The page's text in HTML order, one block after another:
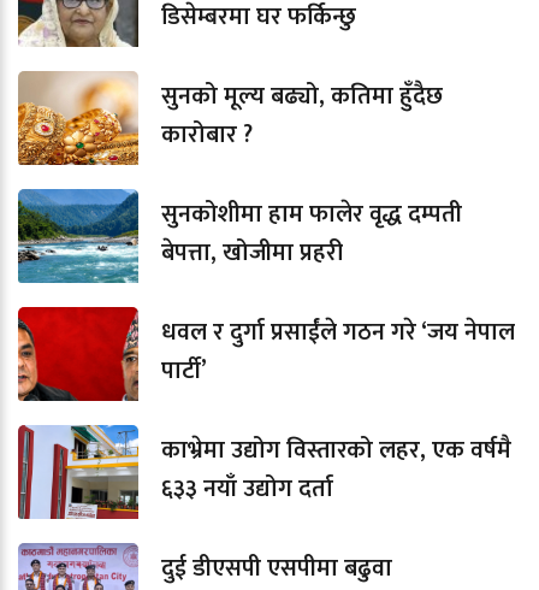
डिसेम्बरमा घर फर्किन्छु
सुनको मूल्य बढ्यो, कतिमा हुँदैछ
कारोबार ?
सुनकोशीमा हाम फालेर वृद्ध दम्पती
बेपत्ता, खोजीमा प्रहरी
धवल र दुर्गा प्रसाईंले गठन गरे ‘जय नेपाल
पार्टी’
काभ्रेमा उद्योग विस्तारको लहर, एक वर्षमै
६३३ नयाँ उद्योग दर्ता
दुई डीएसपी एसपीमा बढुवा